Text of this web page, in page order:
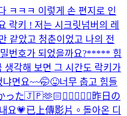
ㅋㅋㅋ 이렇게 손 편지로 인
락키 ! 저는 시크릿넘버의 레
같았고 청춘이었고 나의 전
번호가 되었을까요?***** 힘
생각해 보면 그 시간도 락키가
냐면요~~🤭😝너무 춥고 힘들
った🇯🇵🫶🏻👩🏻‍❤️‍👩🏻 昨日の
요💗已上傳影片。 돌아온 디